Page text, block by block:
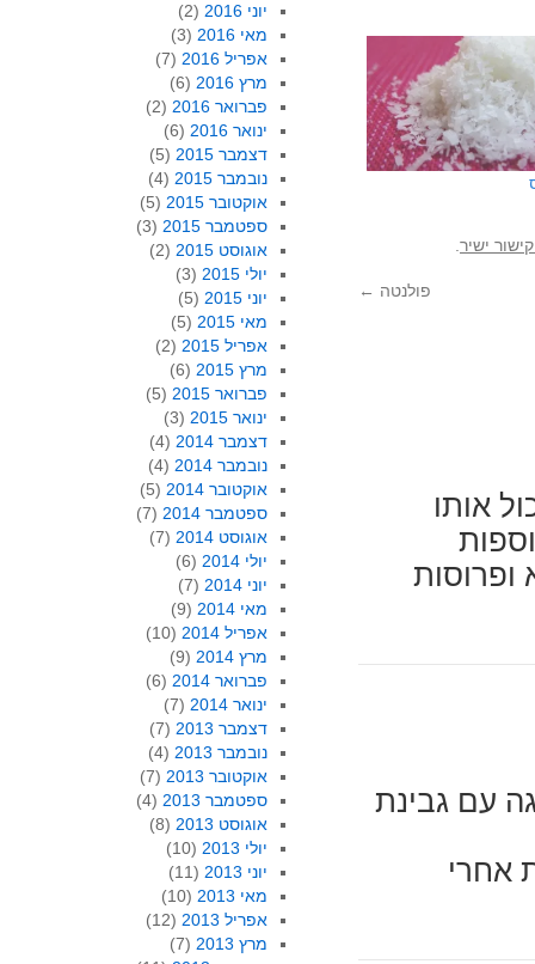
ישיר
פולנטה ←
אותו
ופרוסות
עם גבינת
אחרי
יוני 2016
(2)
מאי 2016
(3)
אפריל 2016
(7)
מרץ 2016
(6)
פברואר 2016
(2)
ינואר 2016
(6)
דצמבר 2015
(5)
נובמבר 2015
(4)
אוקטובר 2015
(5)
ספטמבר 2015
(3)
אוגוסט 2015
(2)
יולי 2015
(3)
יוני 2015
(5)
מאי 2015
(5)
אפריל 2015
(2)
מרץ 2015
(6)
פברואר 2015
(5)
ינואר 2015
(3)
דצמבר 2014
(4)
נובמבר 2014
(4)
אוקטובר 2014
(5)
ספטמבר 2014
(7)
אוגוסט 2014
(7)
יולי 2014
(6)
יוני 2014
(7)
מאי 2014
(9)
אפריל 2014
(10)
מרץ 2014
(9)
פברואר 2014
(6)
ינואר 2014
(7)
דצמבר 2013
(7)
נובמבר 2013
(4)
אוקטובר 2013
(7)
ספטמבר 2013
(4)
אוגוסט 2013
(8)
יולי 2013
(10)
יוני 2013
(11)
מאי 2013
(10)
אפריל 2013
(12)
מרץ 2013
(7)